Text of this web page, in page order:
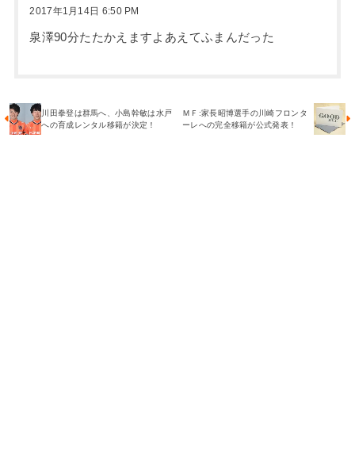
2017年1月14日 6:50 PM
泉澤90分たたかえますよあえてふまんだった
川田拳登は群馬へ、小島幹敏は水戸
への育成レンタル移籍が決定！
ＭＦ:家長昭博選手の川崎フロンタ
ーレへの完全移籍が公式発表！